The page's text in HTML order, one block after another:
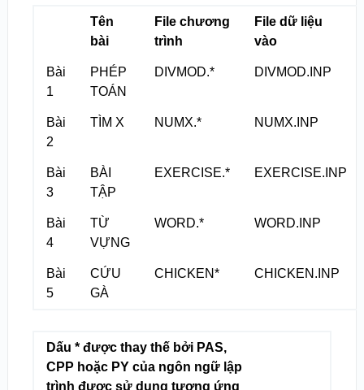
Tên
bài
File chương
trình
File dữ liệu
vào
Bài
1
PHÉP
TOÁN
DIVMOD.* DIVMOD.INP
Bài
2
TÌM X NUMX.* NUMX.INP
Bài
3
BÀI
TẬP
EXERCISE.* EXERCISE.INP
Bài
4
TỪ
VỰNG
WORD.* WORD.INP
Bài
5
CỨU
GÀ
CHICKEN* CHICKEN.INP
Dấu * được thay thế bởi PAS,
CPP hoặc PY của ngôn ngữ lập
trình được sử dụng tương ứng